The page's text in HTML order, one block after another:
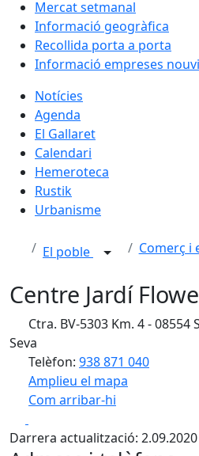
Mercat setmanal
Informació geogràfica
Recollida porta a porta
Informació empreses
Notícies
Agenda
El Gallaret
Calendari
Hemeroteca
Rustik
Urbanisme
El poble Comerç i
Centre Jardí
Ctra. BV-5303 Km. 4 -
Seva
Telèfon: 938 871 040
Amplieu el mapa
Com arribar-hi
+
Darrera actualització: